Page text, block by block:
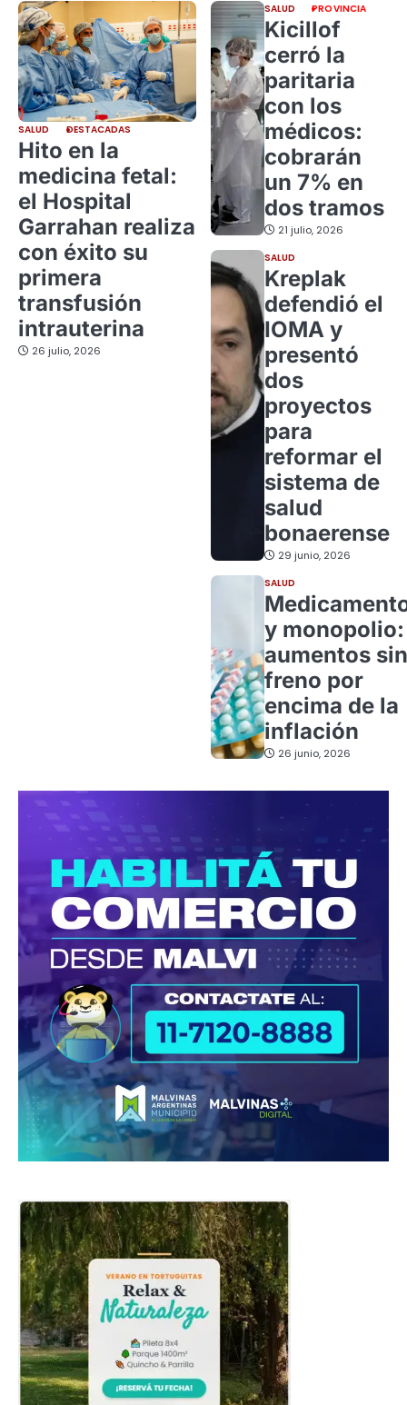
SALUD DESTACADAS
Hito en la
medicina fetal:
el Hospital
Garrahan realiza
con éxito su
primera
transfusión
intrauterina
26 julio, 2026
SALUD PROVINCIA
Kicillof
cerró la
paritaria
con los
médicos:
cobrarán
un 7% en
dos tramos
21 julio, 2026
SALUD
Kreplak
defendió el
IOMA y
presentó
dos
proyectos
para
reformar el
sistema de
salud
bonaerense
29 junio, 2026
SALUD
y monopolio:
aumentos sin
freno por
encima de la
inflación
26 junio, 2026